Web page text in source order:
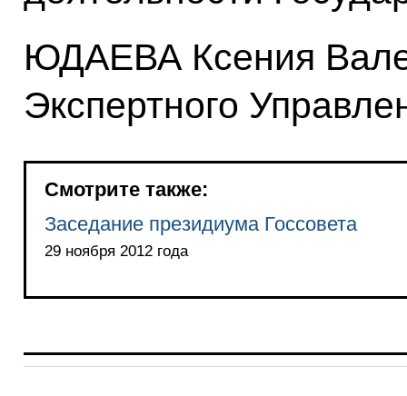
ЮДАЕВА Ксения
Экспертного
Смотрите также:
Заседание президиума Госсовета
29 ноября 2012 года